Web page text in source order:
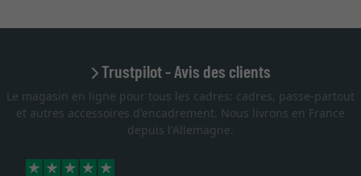
Trustpilot - Avis des clients
Le magasin en ligne pour tous les cadres: cadres, passe-partout
et autres accessoires d'encadrement. Nous livrons en France
depuis l'Allemagne.